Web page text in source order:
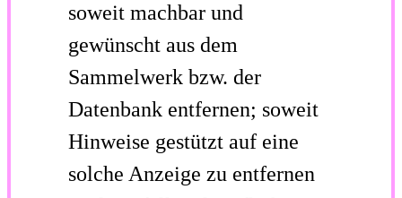
soweit machbar und
gewünscht aus dem
Sammelwerk bzw. der
Datenbank entfernen; soweit
Hinweise gestützt auf eine
solche Anzeige zu entfernen